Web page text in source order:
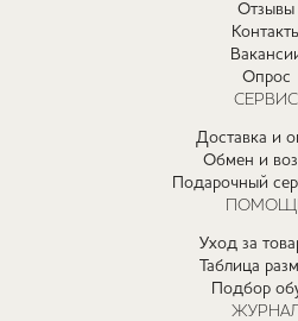
Отзывы
Опрос
СЕРВИС
Доставка и
Обмен и
Подарочный
Уход за
Таблица
Подбор